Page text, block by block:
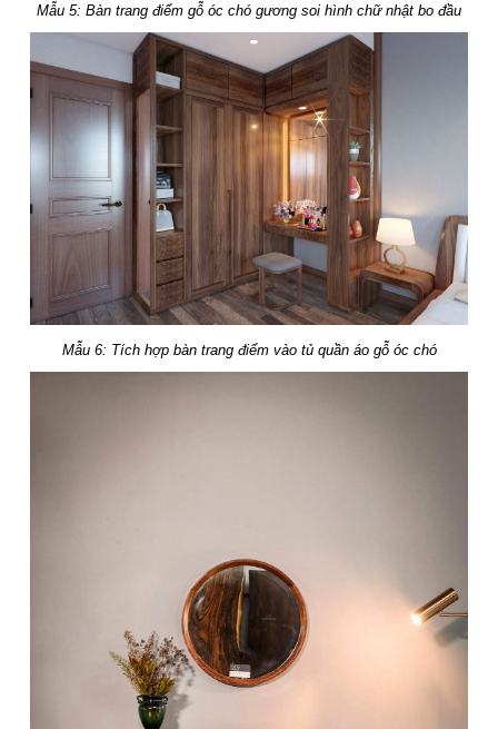
Mẫu 5: Bàn trang điểm gỗ óc chó gương soi hình chữ nhật bo đầu
Mẫu 6: Tích hợp bàn trang điểm vào tủ quần áo gỗ óc chó